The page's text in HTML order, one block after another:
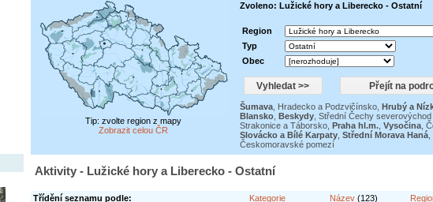
Tip: zvolte region z mapy
Zobrazit celou ČR
Zvoleno: Lužické hory a Liberecko - Ostatní
Region
Typ
Obec
Šumava, Hradecko a Podzvičínsko, Hrubý a
Blansko, Beskydy, Střední Čechy severovýchod
Strakonice a Táborsko, Praha hl.m., Vysočina,
Slovácko a Bílé Karpaty, Střední Morava Haná,
Českomoravské pomezí
Aktivity - Lužické hory a Liberecko - Ostatní
Třídění seznamu podle: Kategorie Název(123)